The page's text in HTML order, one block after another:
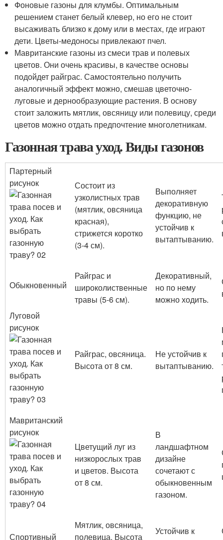
Фоновые газоны для клумбы. Оптимальным
решением станет белый клевер, но его не стоит
высаживать близко к дому или в местах, где играют
дети. Цветы-медоносы привлекают пчел.
Мавританские газоны из смеси трав и полевых
цветов. Они очень красивы, в качестве основы
подойдет райграс. Самостоятельно получить
аналогичный эффект можно, смешав цветочно-
луговые и дернообразующие растения. В основу
стоит заложить мятлик, овсяницу или полевицу, среди
цветов можно отдать предпочтение многолетникам.
Газонная трава уход. Виды газонов
Партерный
рисунок
Состоит из
узколистных трав
(мятлик, овсяница
красная),
стрижется коротко
(3-4 см).
Выполняет
декоративную
функцию, не
устойчив к
вытаптыванию.
Обыкновенный
Райграс и
широколиственные
травы (5-6 см).
Декоративный,
но по нему
можно ходить.
Луговой
рисунок
Райграс, овсяница.
Высота от 8 см.
Не устойчив к
вытаптыванию.
Мавританский
рисунок
Цветущий луг из
низкорослых трав
и цветов. Высота
от 8 см.
В
ландшафтном
дизайне
сочетают с
обыкновенным
газоном.
Спортивный
Мятлик, овсяница,
полевица. Высота
Устойчив к